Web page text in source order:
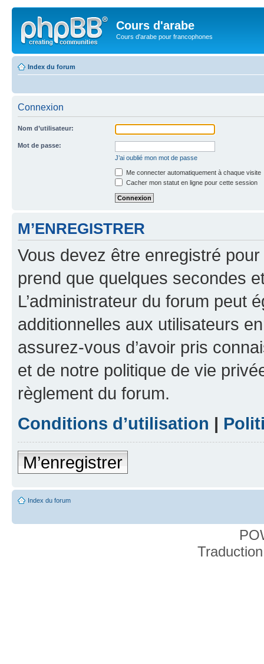
Cours d'arabe
Cours d'arabe pour francophones
Index du forum
Connexion
Nom d’utilisateur:
Mot de passe:
J’ai oublié mon mot de passe
Me connecter automatiquement à chaque visite
Cacher mon statut en ligne pour cette session
M’ENREGISTRER
Vous devez être enregistré
prend que quelques secondes
L’administrateur du forum peut
additionnelles aux utilisateurs
assurez-vous d’avoir pris
et de notre politique de vie
règlement du forum.
Conditions d’utilisation |
M’enregistrer
Index du forum